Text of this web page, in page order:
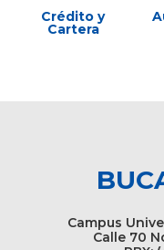
Crédito y
Cartera
Campus
Calle 70